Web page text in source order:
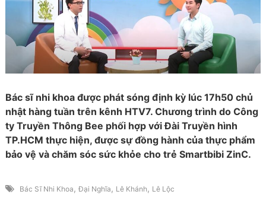
Bác sĩ nhi khoa được phát sóng định kỳ lúc 17h50 chủ
nhật hàng tuần trên kênh HTV7. Chương trình do Công
ty Truyền Thông Bee phối hợp với Đài Truyền hình
TP.HCM thực hiện, được sự đồng hành của thực phẩm
bảo vệ và chăm sóc sức khỏe cho trẻ Smartbibi ZinC.
Bác Sĩ Nhi Khoa ,Đại Nghĩa , Lê Khánh , Lê Lộc